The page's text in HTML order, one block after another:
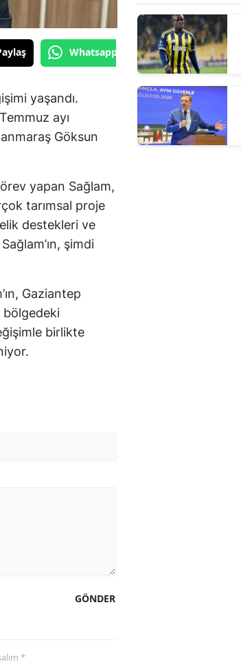
Whatsapp'tan Gönder
yaşandı.
ayı
Göksun
yapan Sağlam,
tarımsal proje
destekleri ve
şimdi
Gaziantep
bölgedeki
birlikte
GÖNDER
*